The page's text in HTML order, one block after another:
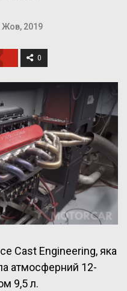
Жов, 2019
0
Cast Engineering, яка
атмосферний 12-
9,5 л.